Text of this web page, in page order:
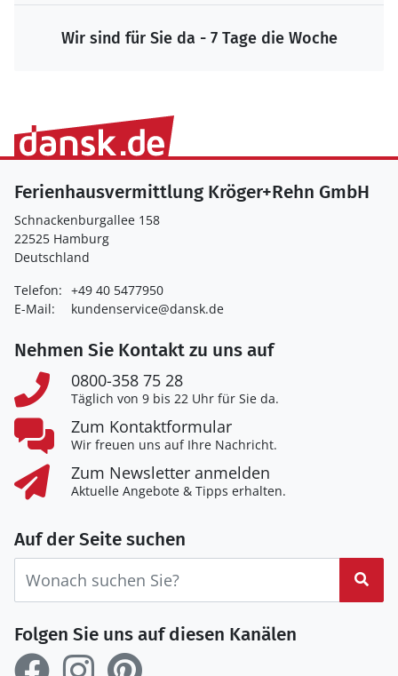
Wir sind für Sie da - 7 Tage die Woche
Ferienhausvermittlung Kröger+Rehn GmbH
Schnackenburgallee 158
22525 Hamburg
Deutschland
Telefon: +49 40 5477950
E-Mail:
kundenservice@dansk.de
Nehmen Sie Kontakt zu uns auf
0800-358 75 28
Täglich von 9 bis 22 Uhr für Sie da.
Zum Kontaktformular
Wir freuen uns auf Ihre Nachricht.
Zum Newsletter anmelden
Aktuelle Angebote & Tipps erhalten.
Auf der Seite suchen
Folgen Sie uns auf diesen Kanälen